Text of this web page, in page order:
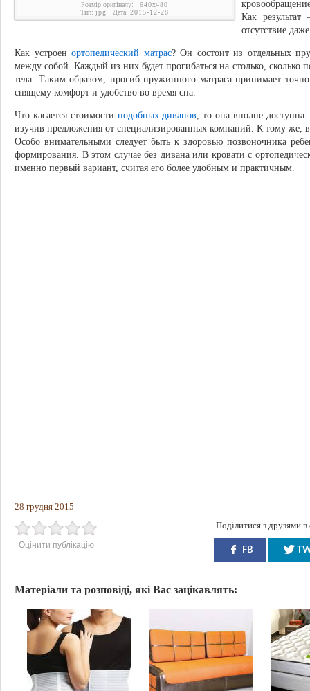
Розмір оригіналу: 640x480
Тип: jpg Дата: 2015-12-28
Как результат
отсутствие
Как устроен ортопедический матрас? Он состоит из отдельных
между собой. Каждый из них будет прогибаться на столько, сколько
тела. Таким образом, прогиб пружинного матраса принимает
спящему комфорт и удобство во время сна.
Что касается стоимости подобных диванов, то она вполне
изучив предложения от специализированных компаний. К тому же,
Особо внимательными следует быть к здоровью позвоночника
формирования. В этом случае без дивана или кровати с
именно первый вариант, считая его более удобным и практичным.
28 грудня 2015
Оцінити публікацію
Поділитися з друзями
FB
Матеріали та розповіді, які Вас зацікавлять: